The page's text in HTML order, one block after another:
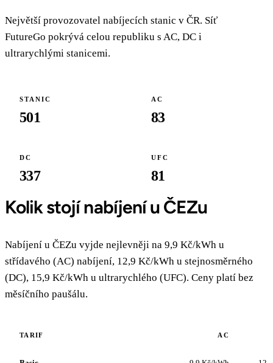
Největší provozovatel nabíjecích stanic v ČR. Síť
FutureGo pokrývá celou republiku s AC, DC i
ultrarychlými stanicemi.
STANIC
501
AC
83
DC
337
UFC
81
Kolik stojí nabíjení u ČEZu
Nabíjení u ČEZu vyjde nejlevněji na 9,9 Kč/kWh u
střídavého (AC) nabíjení, 12,9 Kč/kWh u stejnosměrného
(DC), 15,9 Kč/kWh u ultrarychlého (UFC). Ceny platí bez
měsíčního paušálu.
TARIF AC